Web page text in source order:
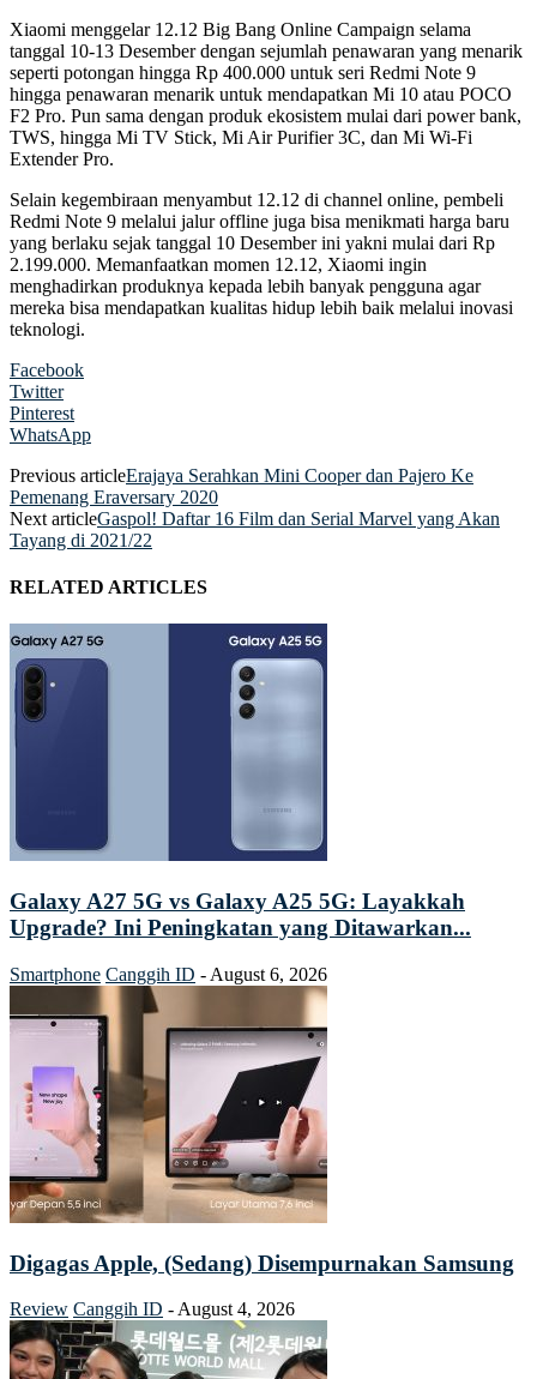
Xiaomi menggelar 12.12 Big Bang Online Campaign selama
tanggal 10-13 Desember dengan sejumlah penawaran yang menarik
seperti potongan hingga Rp 400.000 untuk seri Redmi Note 9
hingga penawaran menarik untuk mendapatkan Mi 10 atau POCO
F2 Pro. Pun sama dengan produk ekosistem mulai dari power bank,
TWS, hingga Mi TV Stick, Mi Air Purifier 3C, dan Mi Wi-Fi
Extender Pro.
Selain kegembiraan menyambut 12.12 di channel online, pembeli
Redmi Note 9 melalui jalur offline juga bisa menikmati harga baru
yang berlaku sejak tanggal 10 Desember ini yakni mulai dari Rp
2.199.000. Memanfaatkan momen 12.12, Xiaomi ingin
menghadirkan produknya kepada lebih banyak pengguna agar
mereka bisa mendapatkan kualitas hidup lebih baik melalui inovasi
teknologi.
Facebook
Twitter
Pinterest
WhatsApp
Previous articleErajaya Serahkan Mini Cooper dan Pajero Ke
Pemenang Eraversary 2020
Next articleGaspol! Daftar 16 Film dan Serial Marvel yang Akan
Tayang di 2021/22
RELATED ARTICLES
Galaxy A27 5G vs Galaxy A25 5G: Layakkah
Upgrade? Ini Peningkatan yang Ditawarkan...
Smartphone Canggih ID - August 6, 2026
Digagas Apple, (Sedang) Disempurnakan Samsung
Review Canggih ID - August 4, 2026